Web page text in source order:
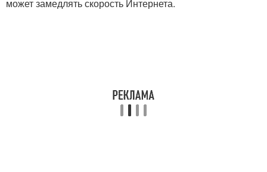
может замедлять скорость Интернета.